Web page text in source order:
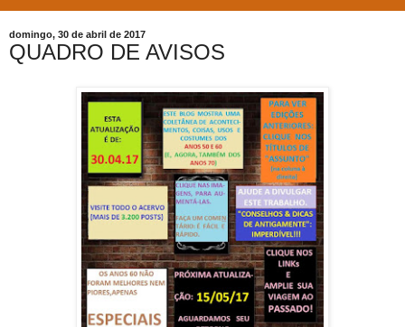
domingo, 30 de abril de 2017
QUADRO DE AVISOS